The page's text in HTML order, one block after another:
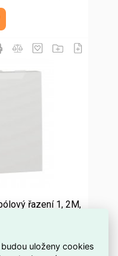
do košíku
řazení 1, 2M,
1 000 a více ks
uloženy cookies